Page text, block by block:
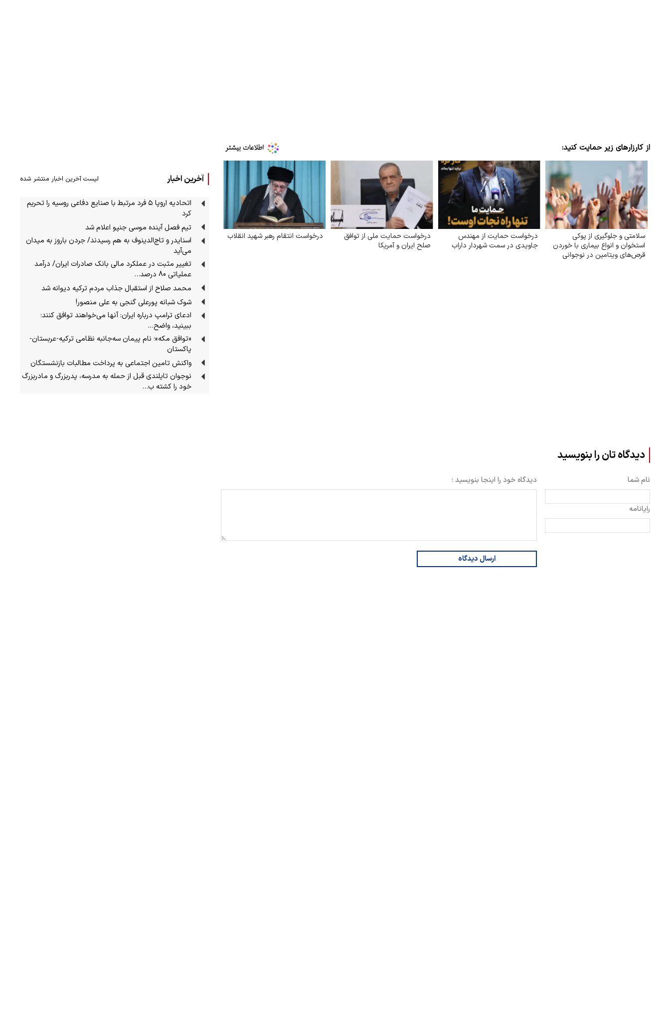
از کارزارهای زیر حمایت کنید:
سلامتی و جلوگیری از پوکی
استخوان و انواع بیماری با خوردن
قرص‌های ویتامین در نوجوانی
درخواست حمایت از مهندس
جاویدی در سمت شهردار داراب
درخواست حمایت ملی از توافق
صلح ایران و آمریکا
درخواست انتقام رهبر شهید انقلاب
دیدگاه تان را بنویسید
نام شما
رایانامه
دیدگاه خود را اینجا بنویسید :
ارسال دیدگاه
آخرین اخبار لیست آخرین اخبار منتشر شده
اتحادیه اروپا ۵ فرد مرتبط با صنایع دفاعی روسیه را تحریم
کرد
تیم فصل آینده موسی جنپو اعلام شد
اسنایدر و تاج‌الدینوف به هم رسیدند/ جردن باروز به میدان
می‌آید
تغییر مثبت در عملکرد مالی بانک صادرات ایران/ درآمد
عملیاتی 80 درصد…
محمد صلاح از استقبال جذاب مردم ترکیه دیوانه شد
شوک شبانه پورعلی گنجی به علی منصور!
ادعای ترامپ درباره ایران: آنها می‌خواهند توافق کنند؛
ببینید، واضح…
«توافق مکه»؛ نام پیمان سه‌جانبه نظامی ترکیه-عربستان-
پاکستان
واکنش تامین اجتماعی به پرداخت مطالبات بازنشستگان
نوجوان تایلندی قبل از حمله به مدرسه، پدربزرگ و مادربزرگ
خود را کشته ب…